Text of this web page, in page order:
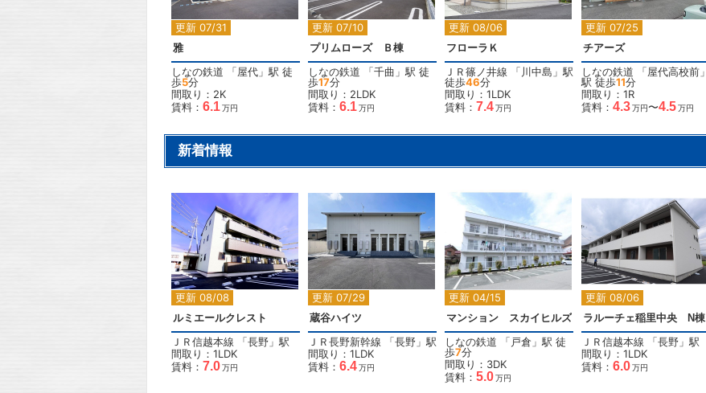
更新 07/31
雅
しなの鉄道 「屋代 」駅 徒
歩5分
間取り：2K
賃料： 6.1万円
更新 07/10
プリムローズ Ｂ棟
しなの鉄道 「千曲 」駅 徒
歩17分
間取り：2LDK
賃料： 6.1万円
更新 08/06
フローラＫ
ＪＲ篠ノ井線 「川中島 」駅
徒歩46分
間取り：1LDK
賃料： 7.4万円
更新 07/25
チアーズ
しなの鉄道 「屋代高校前 」
駅 徒歩11分
間取り：1R
賃料： 4.3万円〜4.5万円
新着情報
更新 08/08
2
ルミエールクレスト
ＪＲ信越本線 「長野 」駅
間取り：1LDK
賃料： 7.0万円
更新 07/29
2
蔵谷ハイツ
ＪＲ長野新幹線 「長野 」駅
間取り：1LDK
賃料： 6.4万円
更新 04/15
2
マンション スカイヒルズ
しなの鉄道 「戸倉 」駅 徒
歩7分
間取り：3DK
賃料： 5.0万円
更新 08/06
2
ラルーチェ稲里中央 N棟
ＪＲ信越本線 「長野 」駅
間取り：1LDK
賃料： 6.0万円